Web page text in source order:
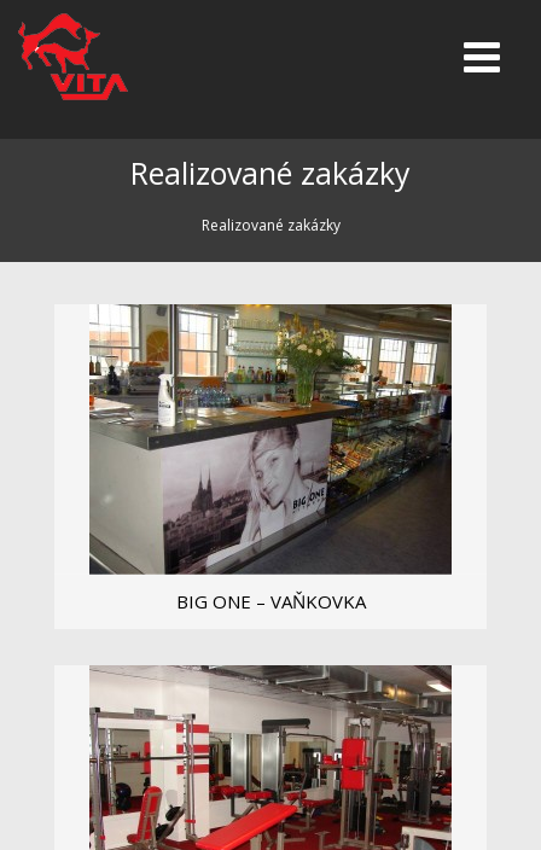
Realizované zakázky
Realizované zakázky
BIG ONE – VAŇKOVKA
Zobrazit více